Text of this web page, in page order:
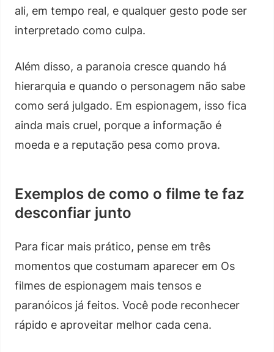
ali, em tempo real, e qualquer gesto pode ser
interpretado como culpa.
Além disso, a paranoia cresce quando há
hierarquia e quando o personagem não sabe
como será julgado. Em espionagem, isso fica
ainda mais cruel, porque a informação é
moeda e a reputação pesa como prova.
Exemplos de como o filme te faz
desconfiar junto
Para ficar mais prático, pense em três
momentos que costumam aparecer em Os
filmes de espionagem mais tensos e
paranóicos já feitos. Você pode reconhecer
rápido e aproveitar melhor cada cena.